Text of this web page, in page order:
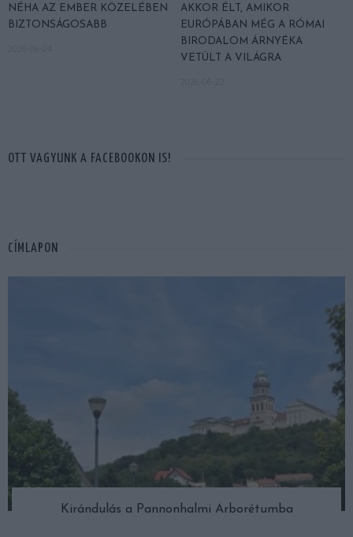
NÉHA AZ EMBER KÖZELÉBEN
BIZTONSÁGOSABB
AKKOR ÉLT, AMIKOR
EURÓPÁBAN MÉG A RÓMAI
BIRODALOM ÁRNYÉKA
VETÜLT A VILÁGRA
OTT VAGYUNK A FACEBOOKON IS!
CÍMLAPON
Kirándulás a Pannonhalmi Arborétumba